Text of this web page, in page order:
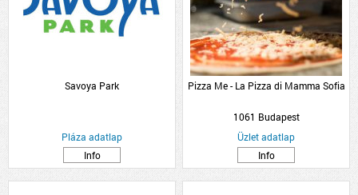
Savoya Park
Pláza adatlap
Info
Pizza Me - La Pizza di Mamma Sofia
1061 Budapest
Üzlet adatlap
Info